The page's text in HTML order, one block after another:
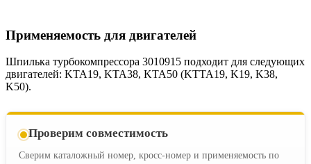
Применяемость для двигателей
Шпилька турбокомпрессора 3010915 подходит для следующих
двигателей: KTA19, KTA38, KTA50 (KTTA19, K19, K38,
K50).
Проверим совместимость
Сверим каталожный номер, кросс-номер и применяемость по